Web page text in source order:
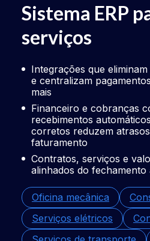
Sistema ERP
serviços
Integrações que
e centralizam
mais
Financeiro e cobranças
recebimentos
corretos reduzem
faturamento
Contratos, serviços e
alinhados do fechamento
Oficina mecânica
Serviços elétricos